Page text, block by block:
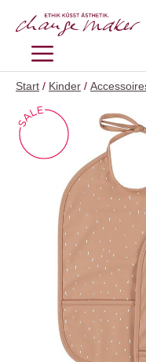
Inhalt
MENÜ
Start / Kinder /